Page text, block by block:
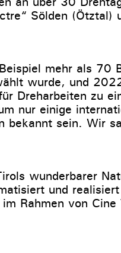
Sölden
mehr als 70
wurde, und
Dreharbeiten zu
nur einige
bekannt sein. Wir
wunderbarer
und
Rahmen von Cine